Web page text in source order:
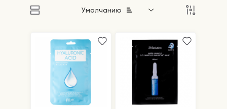
Умолчанию